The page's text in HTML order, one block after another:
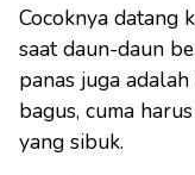
Cocoknya datang
saat daun-daun
panas juga
bagus, cuma
yang sibuk.